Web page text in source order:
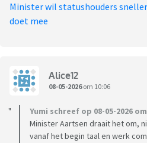
Minister wil statushouders
doet mee
Alice12
08-05-2026om 10:06
Yumi schreef op 08-05-2026
Minister Aartsen draait het om,
vanaf het begin taal en werk